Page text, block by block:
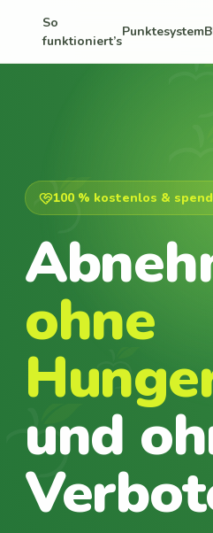
So
funktioniert’s
Punktesystem
100 % kostenlos &
ohne
und